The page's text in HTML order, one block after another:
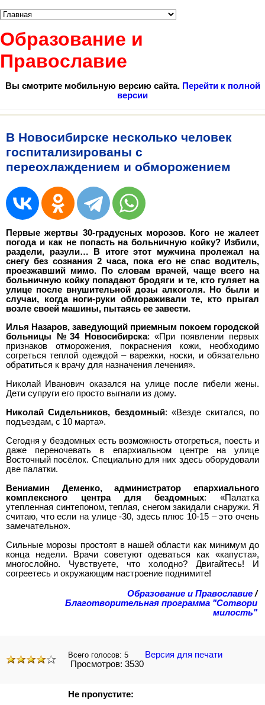
Образование и
Православие
Вы смотрите мобильную версию сайта. Перейти к полной
версии
В Новосибирске несколько человек
госпитализированы с
переохлаждением и обморожением
Первые жертвы 30-градусных морозов. Кого не жалеет
погода и как не попасть на больничную койку? Избили,
раздели, разули… В итоге этот мужчина пролежал на
снегу без сознания 2 часа, пока его не спас водитель,
проезжавший мимо. По словам врачей, чаще всего на
больничную койку попадают бродяги и те, кто гуляет на
улице после внушительной дозы алкоголя. Но были и
случаи, когда ноги-руки обмораживали те, кто прыгал
возле своей машины, пытаясь ее завести.
Илья Назаров, заведующий приемным покоем городской
больницы №34 Новосибирска: «При появлении первых
признаков отморожения, покраснения кожи, необходимо
согреться теплой одеждой – варежки, носки, и обязательно
обратиться к врачу для назначения лечения».
Николай Иванович оказался на улице после гибели жены.
Дети супруги его просто выгнали из дому.
Николай Сидельников, бездомный: «Везде скитался, по
подъездам, с 10 марта».
Сегодня у бездомных есть возможность отогреться, поесть и
даже переночевать в епархиальном центре на улице
Восточный посёлок. Специально для них здесь оборудовали
две палатки.
Вениамин Деменко, администратор епархиального
комплексного центра для бездомных: «Палатка
утепленная синтепоном, теплая, снегом закидали снаружи. Я
считаю, что если на улице -30, здесь плюс 10-15 – это очень
замечательно».
Сильные морозы простоят в нашей области как минимум до
конца недели. Врачи советуют одеваться как «капуста»,
многослойно. Чувствуете, что холодно? Двигайтесь! И
согреетесь и окружающим настроение поднимите!
Образование и Православие /
Благотворительная программа "Сотвори
милость"
Всего голосов: 5
Версия для печати
Просмотров: 3530
Не пропустите: